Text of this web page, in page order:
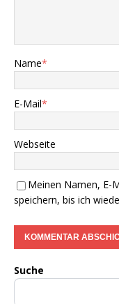
Name*
E-Mail*
Webseite
Meinen Namen, E-
speichern, bis ich
Suche